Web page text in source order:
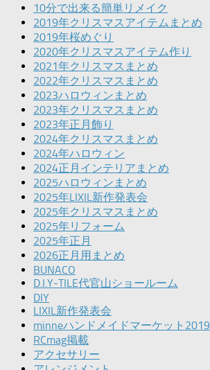
10分で出来る簡単リメイク
2019年クリスマスアイテムまとめ
2019年桜めぐり
2020年クリスマスアイテム作り
2021年クリスマスまとめ
2022年クリスマスまとめ
2023ハロウィンまとめ
2023年クリスマスまとめ
2023年正月飾り
2024年クリスマスまとめ
2024年ハロウィン
2024正月インテリアまとめ
2025ハロウィンまとめ
2025年LIXIL新作発表会
2025年クリスマスまとめ
2025年リフォーム
2025年正月
2026正月用まとめ
BUNACO
D.I.Y-TILE代官山ショールーム
DIY
LIXIL新作発表会
minneハンドメイドマーケット2019
RCmag掲載
アクセサリー